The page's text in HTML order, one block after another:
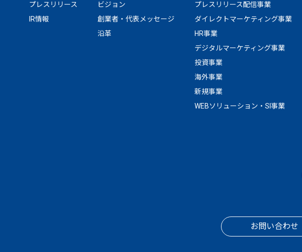
プレスリリース
IR情報
ビジョン
創業者・代表メッセージ
沿革
プレスリリース配信事業
ダイレクトマーケティング事業
HR事業
デジタルマーケティング事業
投資事業
海外事業
新規事業
WEBソリューション・SI事業
お問い合わせ